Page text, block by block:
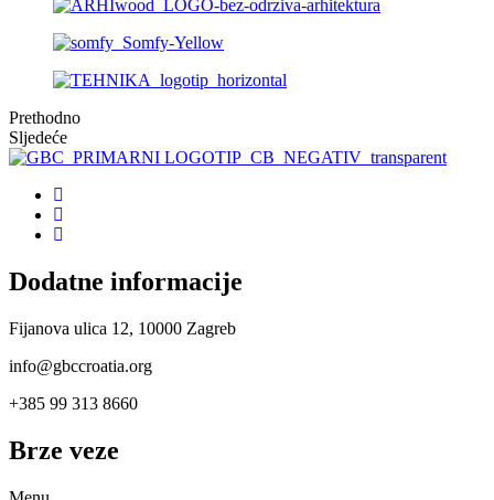
Prethodno
Sljedeće
Dodatne informacije
Fijanova ulica 12, 10000 Zagreb
info@gbccroatia.org
+385 99 313 8660
Brze veze